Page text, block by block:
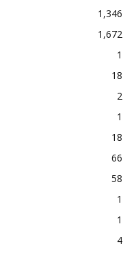
1,346
1,672
1
18
2
1
18
66
58
1
1
4